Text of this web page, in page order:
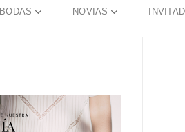
BODAS NOVIAS